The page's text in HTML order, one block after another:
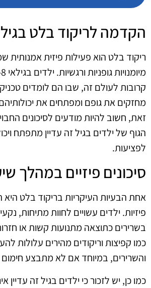
הקדמה לריקוד בלט
ריקוד בלט הוא פעילות פיזית
קרובות לעולם זה, שבו הם לומדים
מחזקים את גופם ומפתחים את
זאת, חשוב להיות מודעים לסיכונים
הגוף של ילדים בגיל זה עדיין מתפתח
לפציעות.
סיכונים פיזיים במהלך
אחת הבעיות העיקריות בריקוד בלט היא
פיזיות. ילדים עשויים לחוות מתיחות,
בשרירים כתוצאה מתנועות קשות או
כמו קפיצות וריקודים מהירים עלולות
והשרירים, במיוחד אם לא מתבצע חימום
כמו כן, יש לזכור כי ילדים בגיל זה עדיין